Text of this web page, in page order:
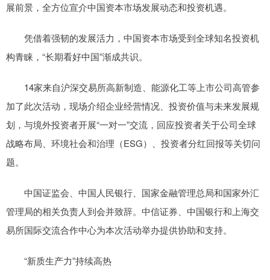
展前景，全方位宣介中国资本市场发展动态和投资机遇。
凭借着强韧的发展活力，中国资本市场受到全球知名投资机
构青睐，“长期看好中国”渐成共识。
14家来自沪深交易所高新制造、能源化工等上市公司高管参
加了此次活动，现场介绍企业经营情况、投资价值与未来发展规
划，与境外投资者开展“一对一”交流，回应投资者关于公司全球
战略布局、环境社会和治理（ESG）、投资者分红回报等关切问
题。
中国证监会、中国人民银行、国家金融管理总局和国家外汇
管理局的相关负责人到会并致辞。中信证券、中国银行和上海交
易所国际交流合作中心为本次活动举办提供协助和支持。
“新质生产力”持续高热